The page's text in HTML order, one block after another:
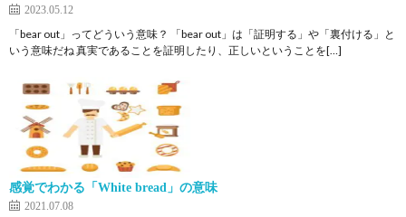
2023.05.12
「bear out」ってどういう意味？ 「bear out」は「証明する」や「裏付ける」と
いう意味だね 真実であることを証明したり、正しいということを[…]
感覚でわかる「White bread」の意味
2021.07.08